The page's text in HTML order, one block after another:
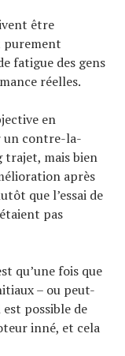
être
purement
fatigue des gens
réelles.
en
un contre-la-
trajet, mais bien
après
que l’essai de
pas
qu’une fois que
– ou peut-
possible de
inné, et cela